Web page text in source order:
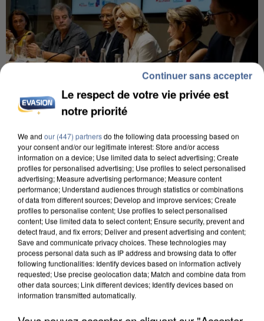
INCENDIES : L’ÎLE-DE-FRANCE LANCE UN ÉLAN
DE SOLIDARITÉ AVEC LES...
Le respect de votre vie privée est
notre priorité
We and our (447) partnersdo the following data processing based on
your consent and/or our legitimate interest: Store and/or access
information on a device; Use limited data to select advertising; Create
profiles for personalised advertising; Use profiles to select personalised
advertising; Measure advertising performance; Measure content
performance; Understand audiences through statistics or combinations
of data from different sources; Develop and improve services; Create
profiles to personalise content; Use profiles to select personalised
content; Use limited data to select content; Ensure security, prevent and
detect fraud, and fix errors; Deliver and present advertising and content;
Save and communicate privacy choices. These technologies may
process personal data such as IP address and browsing data to offer
following functionalities: Identify devices based on information actively
requested; Use precise geolocation data; Match and combine data from
other data sources; Link different devices; Identify devices based on
information transmitted automatically.
Continuer sans accepter